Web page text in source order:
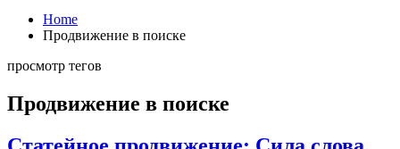
Home
Продвижение в поиске
просмотр тегов
Продвижение в поиске